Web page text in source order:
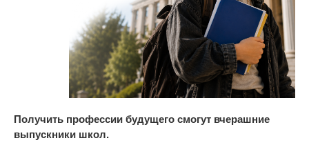
Получить профессии будущего смогут вчерашние
выпускники школ.